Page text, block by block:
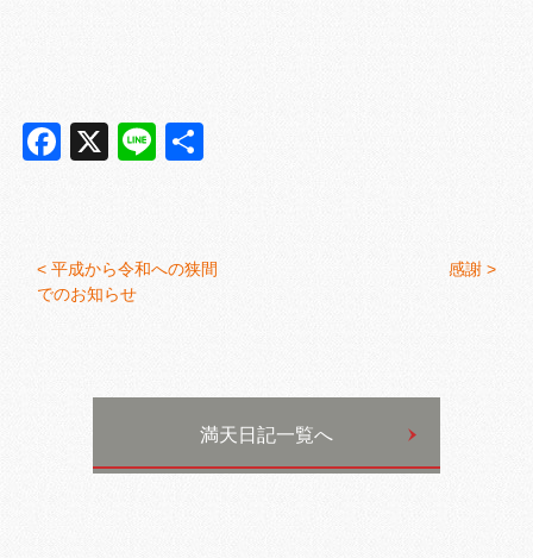
Facebook
X Line
< 平成から令和への狭間
でのお知らせ
感謝 >
満天日記一覧へ